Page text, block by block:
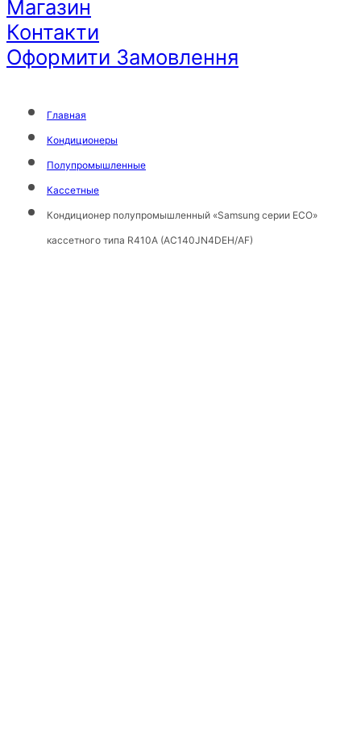
Магазин
Контакти
Оформити Замовлення
Главная
Кондиционеры
Полупромышленные
Кассетные
Кондиционер полупромышленный «Samsung серии ECO»
кассетного типа R410A (AC140JN4DEH/AF)